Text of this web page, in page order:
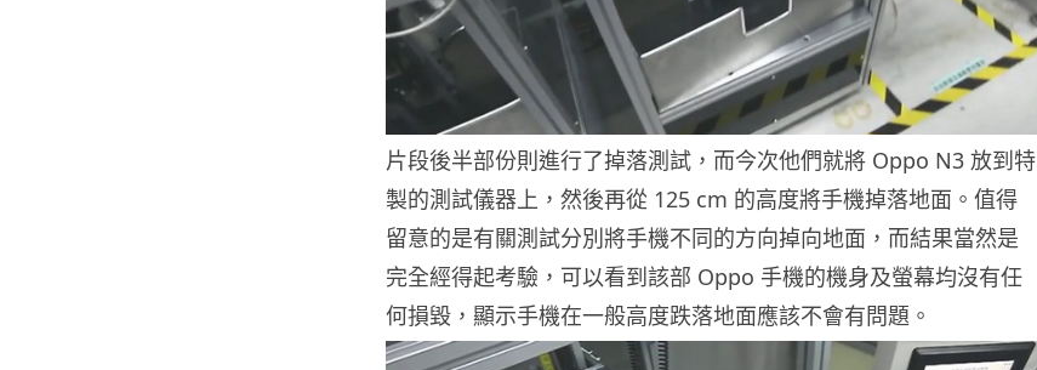
片段後半部份則進行了掉落測試，而今次他們就將 Oppo N3 放到特
製的測試儀器上，然後再從 125 cm 的高度將手機掉落地面。值得
留意的是有關測試分別將手機不同的方向掉向地面，而結果當然是
完全經得起考驗，可以看到該部 Oppo 手機的機身及螢幕均沒有任
何損毀，顯示手機在一般高度跌落地面應該不會有問題。